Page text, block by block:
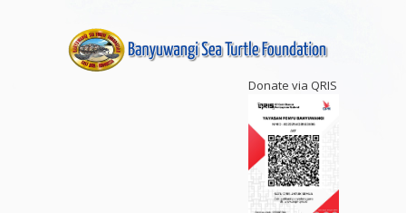
Donate via QRIS